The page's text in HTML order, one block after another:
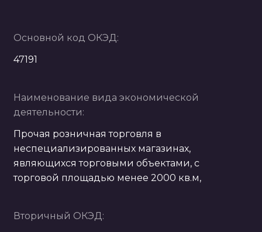
Основной код ОКЭД:
47191
Наименование вида экономической
деятельности:
Прочая розничная торговля в
неспециализированных магазинах,
являющихся торговыми объектами, с
торговой площадью менее 2000 кв.м,
Вторичный ОКЭД: